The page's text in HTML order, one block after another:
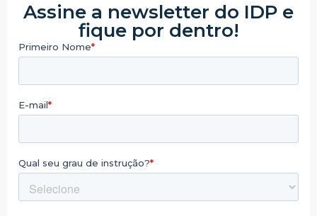
Assine a newsletter do IDP e
fique por dentro!